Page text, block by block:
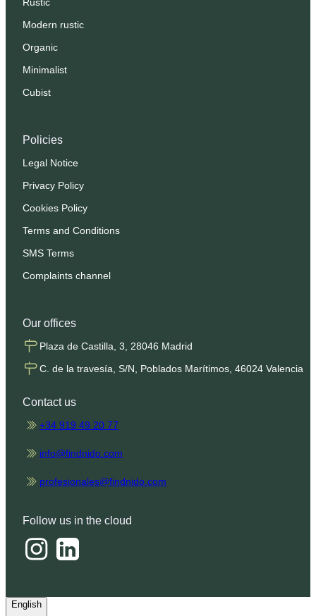
Modern rustic
Organic
Minimalist
Cubist
Policies
Legal Notice
Privacy Policy
Cookies Policy
Terms and Conditions
SMS Terms
Complaints channel
Our offices
Plaza de Castilla, 3, 28046 Madrid
C. de la travesía, S/N, Poblados Marítimos, 46024 Valencia
Contact us
+34 919 49 20 77
info@findnido.com
profesionales@findnido.com
Follow us in the cloud
English